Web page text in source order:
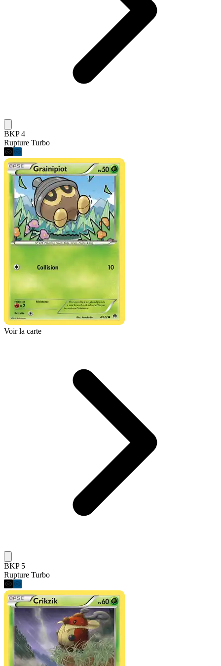
BKP 4
Rupture Turbo
Voir la carte
BKP 5
Rupture Turbo